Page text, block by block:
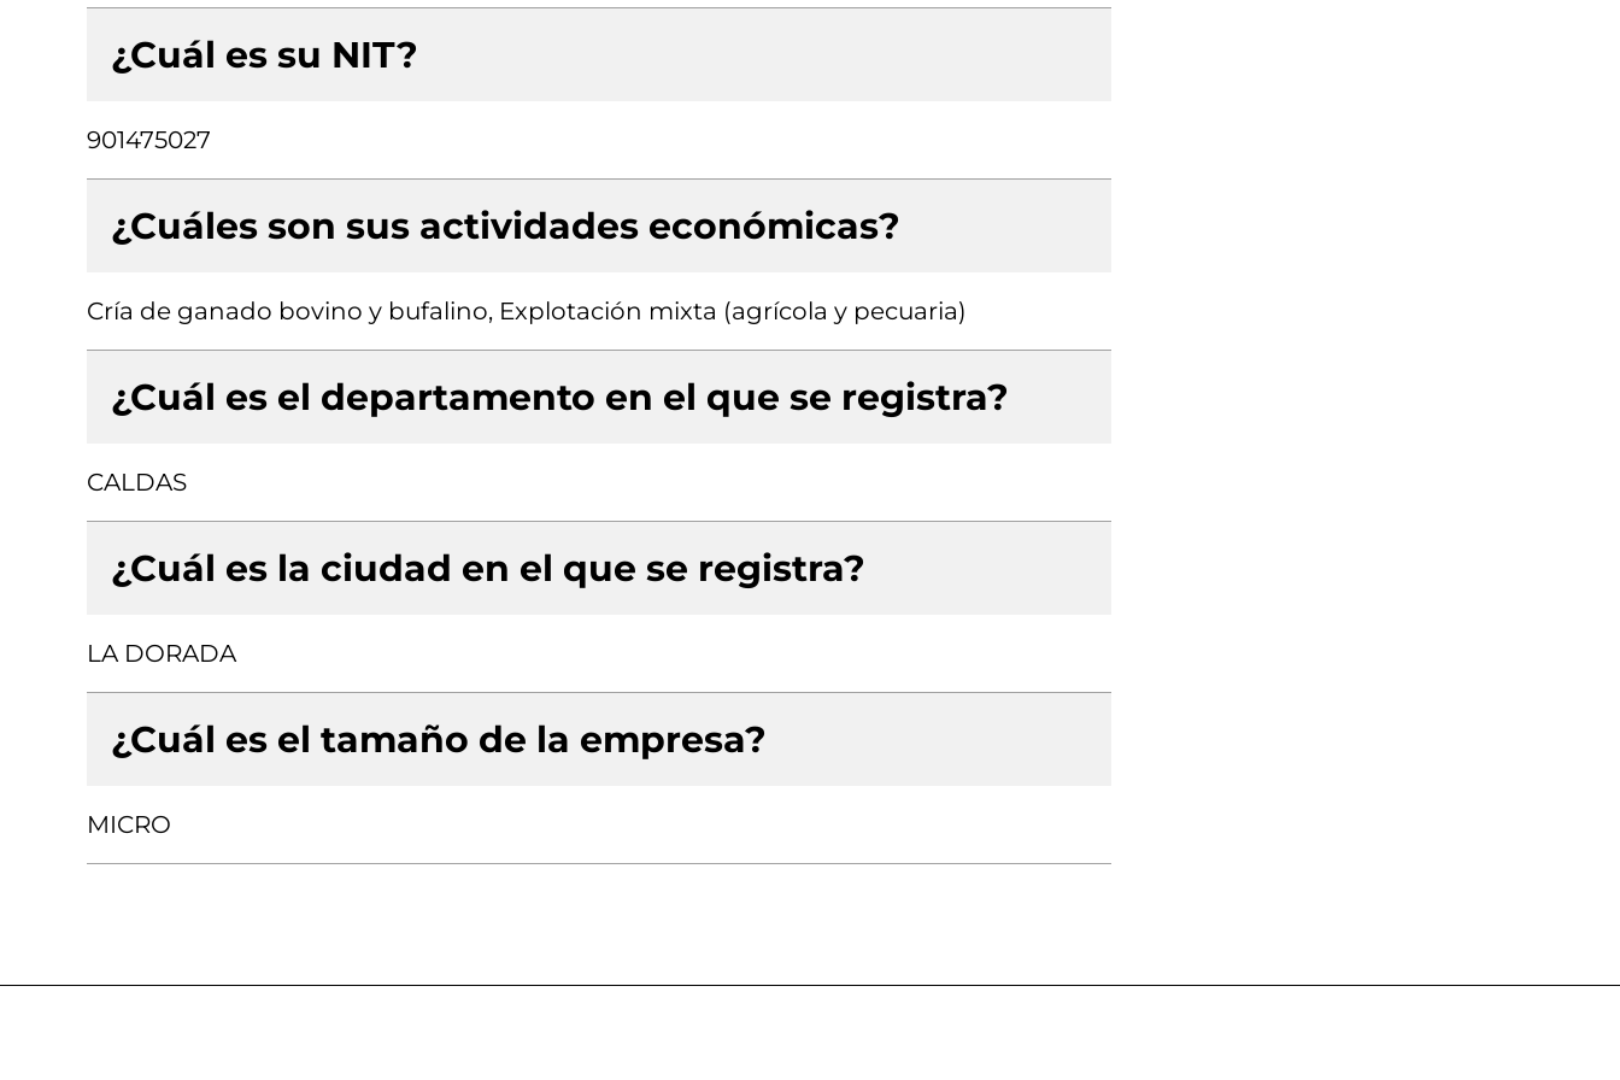
¿Cuál es su NIT?
901475027
¿Cuáles son sus actividades económicas?
Cría de ganado bovino y bufalino, Explotación mixta (agrícola y pecuaria)
¿Cuál es el departamento en el que se registra?
CALDAS
¿Cuál es la ciudad en el que se registra?
LA DORADA
¿Cuál es el tamaño de la empresa?
MICRO